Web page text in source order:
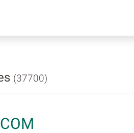
(37700)